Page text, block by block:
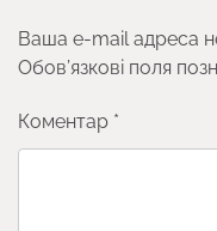
Ваша e-mail адреса
Обов’язкові поля
Коментар *